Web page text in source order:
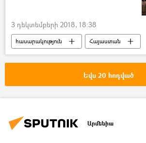
3 դեկտեմբերի 2018, 18:38
հասարակություն
Հայաստան
Ռուսաստան
Աշխարհ
Եվս 20 հոդված
Արմենիա